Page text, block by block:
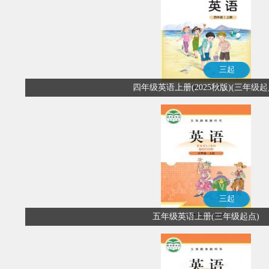
三起
四年级英语上册(2025秋版)(三年级
三起
五年级英语上册(三年级起点)